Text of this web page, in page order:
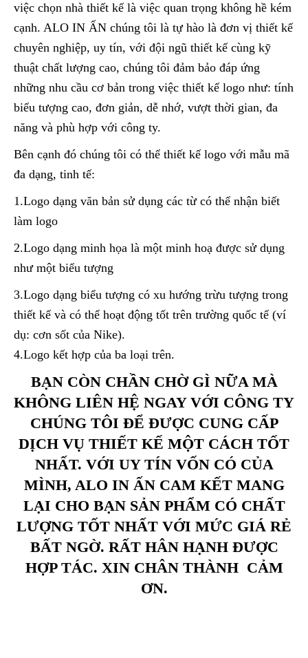
việc chọn nhà thiết kế là việc quan trọng không hề kém
cạnh. ALO IN ẤN chúng tôi là tự hào là đơn vị thiết kế
chuyên nghiệp, uy tín, với đội ngũ thiết kế cùng kỹ
thuật chất lượng cao, chúng tôi đảm bảo đáp ứng
những nhu cầu cơ bản trong việc thiết kế logo như: tính
biểu tượng cao, đơn giản, dễ nhớ, vượt thời gian, đa
năng và phù hợp với công ty.
Bên cạnh đó chúng tôi có thể thiết kế logo với mẫu mã
đa dạng, tinh tế:
1.Logo dạng văn bản sử dụng các từ có thể nhận biết
làm logo
2.Logo dạng minh họa là một minh hoạ được sử dụng
như một biểu tượng
3.Logo dạng biểu tượng có xu hướng trừu tượng trong
thiết kế và có thể hoạt động tốt trên trường quốc tế (ví
dụ: cơn sốt của Nike).
4.Logo kết hợp của ba loại trên.
BẠN CÒN CHẦN CHỜ GÌ NỮA MÀ
KHÔNG LIÊN HỆ NGAY VỚI CÔNG TY
CHÚNG TÔI ĐỂ ĐƯỢC CUNG CẤP
DỊCH VỤ THIẾT KẾ MỘT CÁCH TỐT
NHẤT. VỚI UY TÍN VỐN CÓ CỦA
MÌNH, ALO IN ẤN CAM KẾT MANG
LẠI CHO BẠN SẢN PHẨM CÓ CHẤT
LƯỢNG TỐT NHẤT VỚI MỨC GIÁ RẺ
BẤT NGỜ. RẤT HÂN HẠNH ĐƯỢC
HỢP TÁC. XIN CHÂN THÀNH CẢM
ƠN.